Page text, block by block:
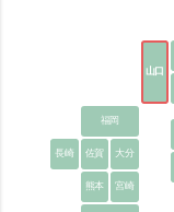
山口
福岡
佐賀 大分
熊本
長崎
宮崎